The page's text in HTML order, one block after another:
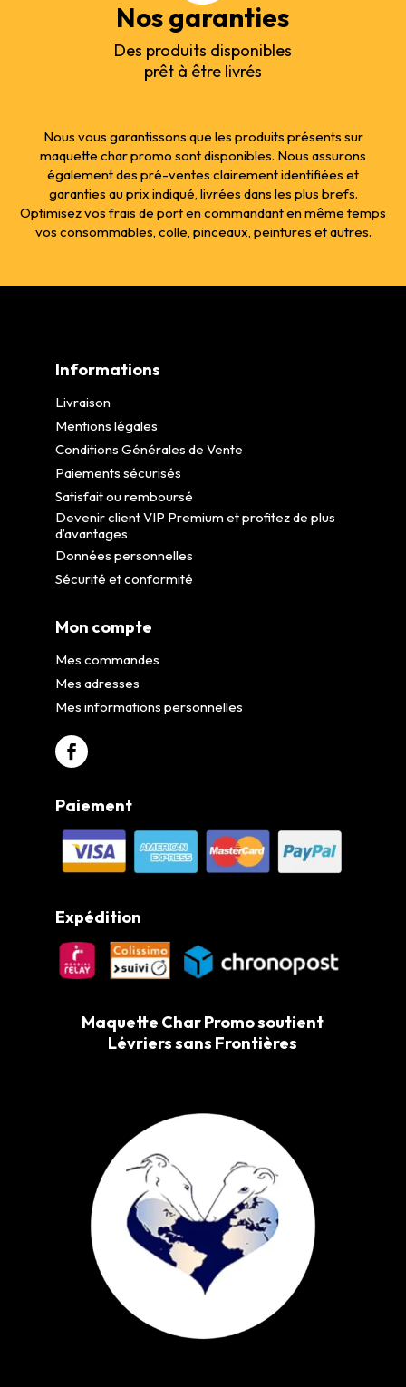
Nos garanties
Des produits disponibles
prêt à être livrés
Nous vous garantissons que les produits présents sur
maquette char promo sont disponibles. Nous assurons
également des pré-ventes clairement identifiées et
garanties au prix indiqué, livrées dans les plus brefs.
Optimisez vos frais de port en commandant en même temps
vos consommables, colle, pinceaux, peintures et autres.
Informations
Livraison
Mentions légales
Conditions Générales de Vente
Paiements sécurisés
Satisfait ou remboursé
Devenir client VIP Premium et profitez de plus
d’avantages
Données personnelles
Sécurité et conformité
Mon compte
Mes commandes
Mes adresses
Mes informations personnelles
Paiement
Expédition
Maquette Char Promo soutient
Lévriers sans Frontières